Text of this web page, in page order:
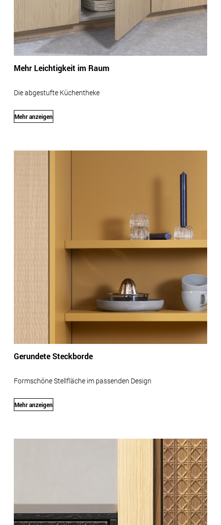
Mehr Leichtigkeit im Raum
Die abgestufte Küchentheke
Mehr anzeigen
Gerundete Steckborde
Formschöne Stellfläche im passenden Design
Mehr anzeigen